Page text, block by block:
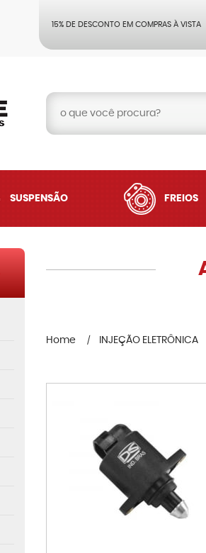
15% DE DESCONTO EM COMPRAS À VISTA
SUSPENSÃO FREIOS
Home INJEÇÃO ELETRÔNICA